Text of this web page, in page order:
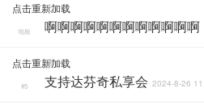
点击重新加载
Zzt
地板 啊啊啊啊啊啊啊啊啊啊啊啊
点击重新加载
萝卜
#5 支持达芬奇私享会 2024-8-26